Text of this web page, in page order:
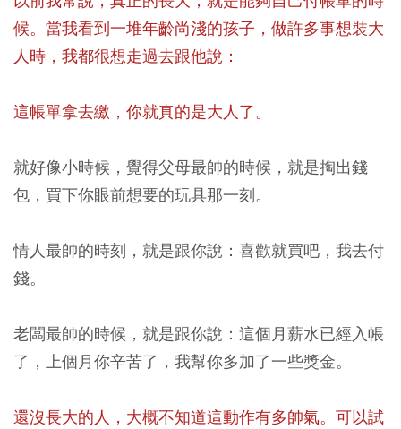
候。當我看到一堆年齡尚淺的孩子，做許多事想裝大
人時，我都很想走過去跟他說：
這帳單拿去繳，你就真的是大人了。
就好像小時候，覺得父母最帥的時候，就是掏出錢
包，買下你眼前想要的玩具那一刻。
情人最帥的時刻，就是跟你說：喜歡就買吧，我去付
錢。
老闆最帥的時候，就是跟你說：這個月薪水已經入帳
了，上個月你辛苦了，我幫你多加了一些獎金。
還沒長大的人，大概不知道這動作有多帥氣。可以試